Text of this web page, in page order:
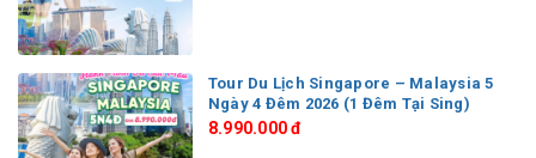
Tour Du Lịch Singapore – Malaysia 5
Ngày 4 Đêm 2026 (1 Đêm Tại Sing)
8.990.000 đ